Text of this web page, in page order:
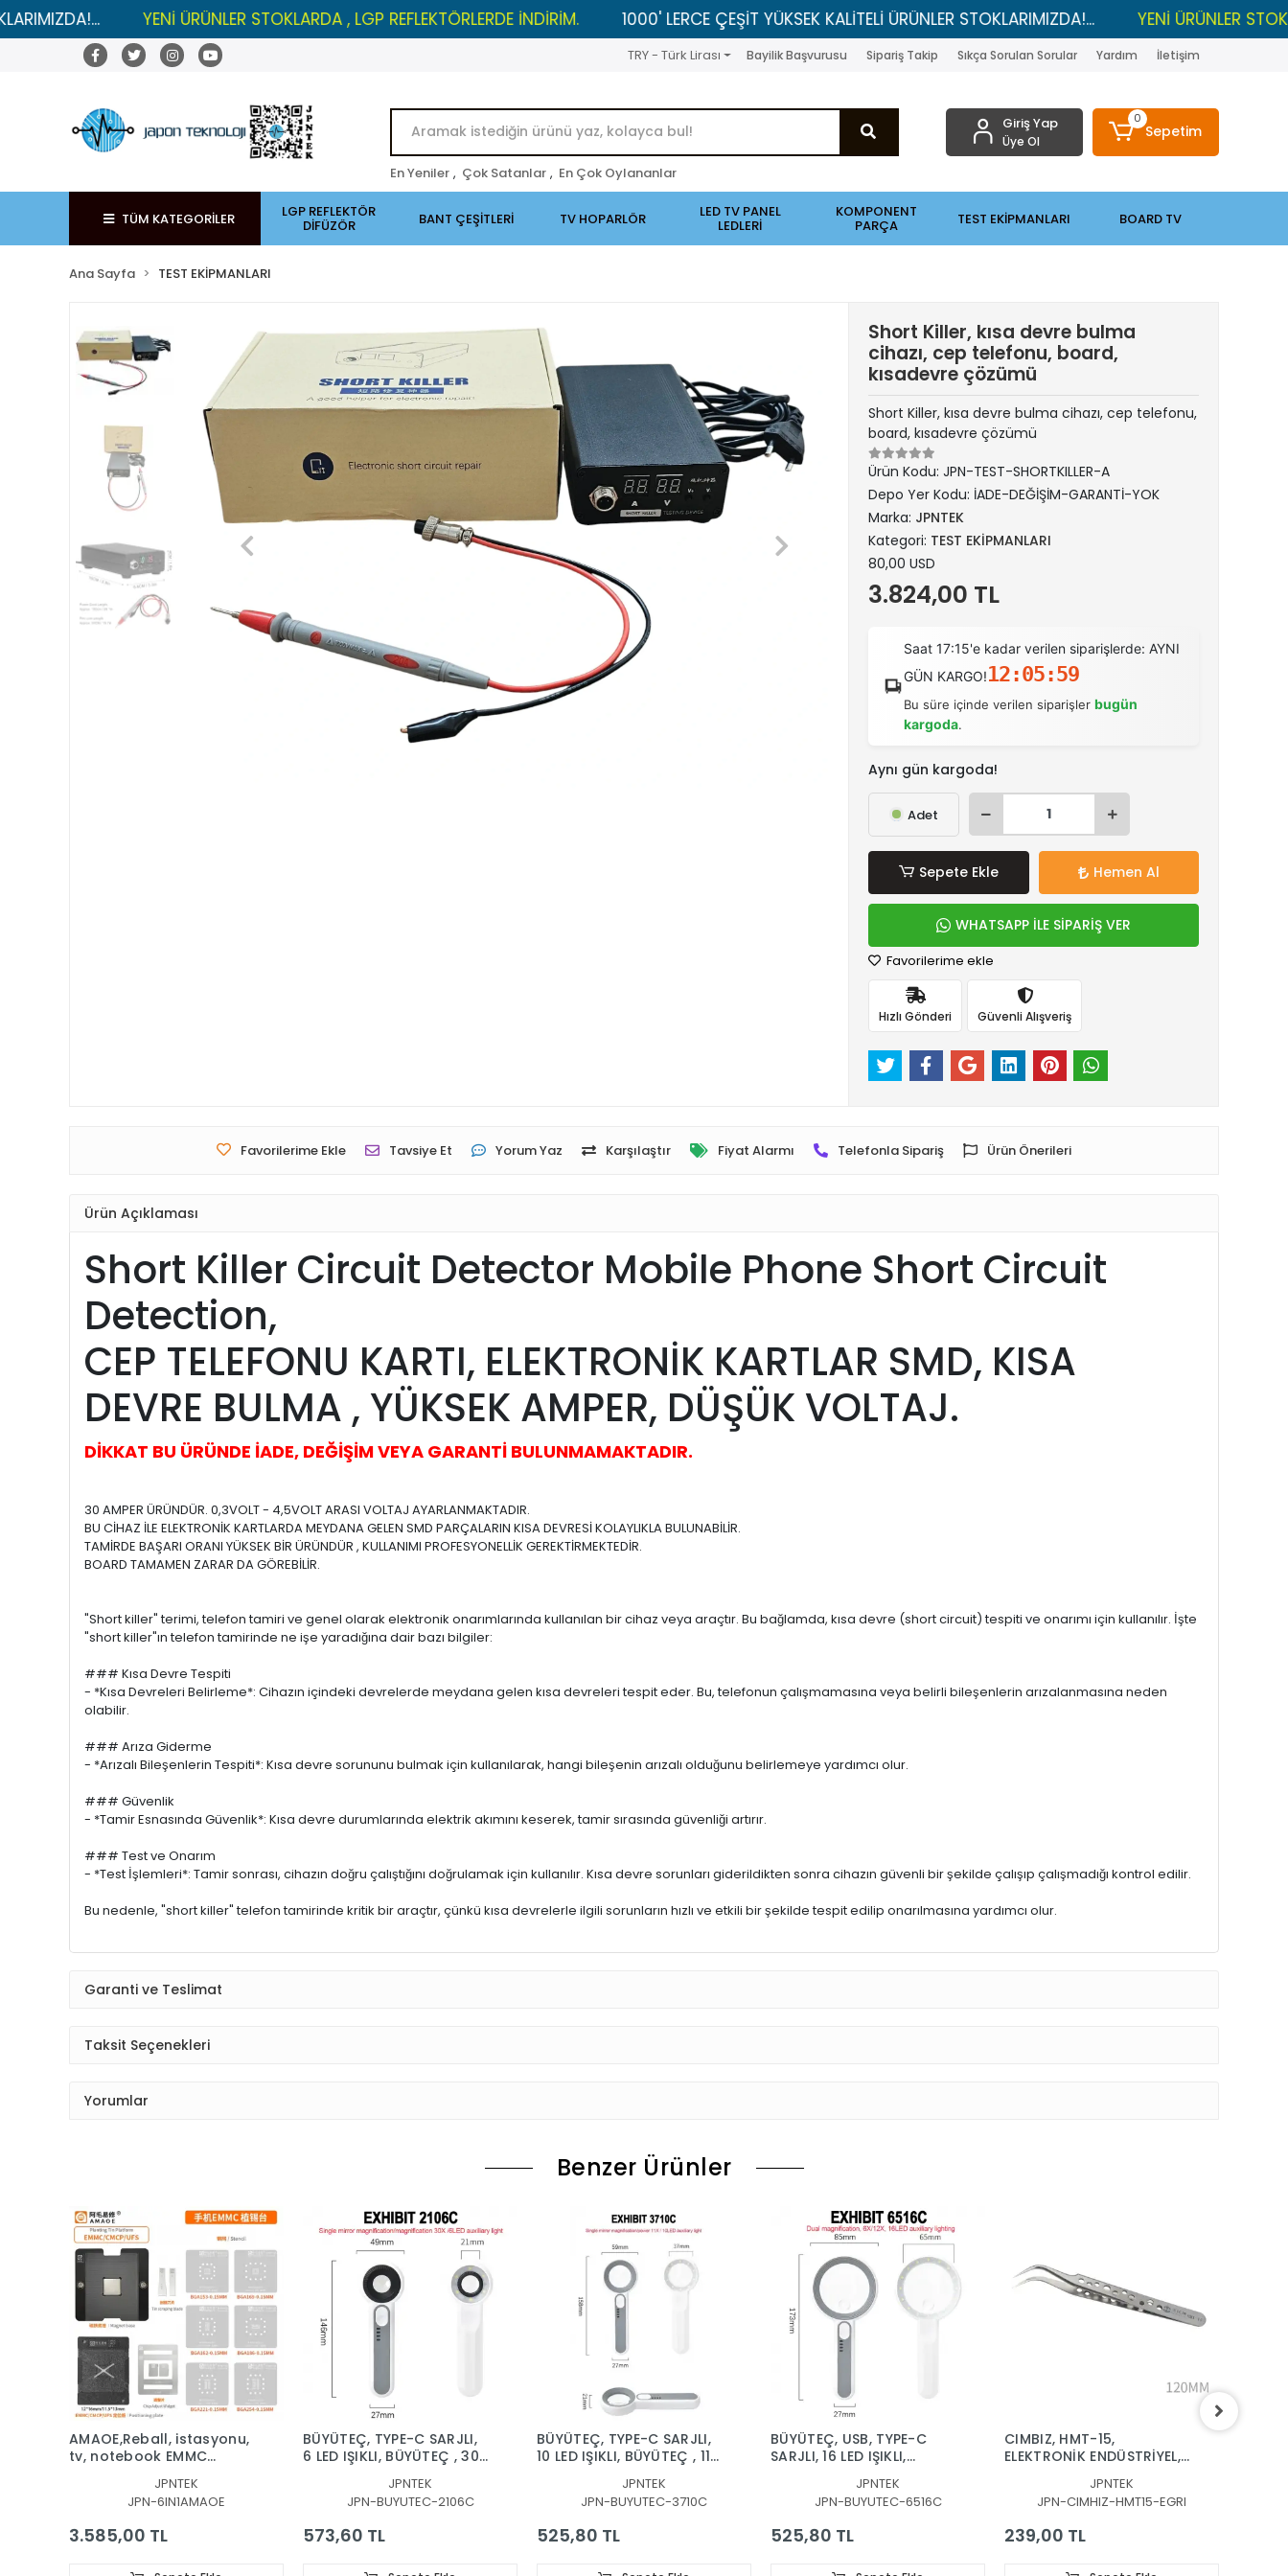
YENİ ÜRÜNLER STOKLARDA , LGP REFLEKTÖRLERDE İNDİRİM. 1000' LERCE ÇEŞİT YÜKSEK KALİTELİ ÜRÜNLER STOKLARIMIZDA!... YENİ ÜRÜNLER STOKLARDA ,
TRY - Türk Lirası Bayilik Başvurusu Sipariş Takip Sıkça Sorulan Sorular Yardım İletişim
En Yeniler , Çok Satanlar , En Çok Oylananlar
Giriş Yap
Üye Ol
0
Sepetim
TÜM KATEGORİLER LGP REFLEKTÖR
DİFÜZÖR BANT ÇEŞİTLERİ TV HOPARLÖR LED TV PANEL
LEDLERİ
KOMPONENT
PARÇA TEST EKİPMANLARI BOARD TV
Ana Sayfa TEST EKİPMANLARI
Short Killer, kısa devre bulma
cihazı, cep telefonu, board,
kısadevre çözümü
Short Killer, kısa devre bulma cihazı, cep telefonu,
board, kısadevre çözümü
Ürün Kodu: JPN-TEST-SHORTKILLER-A
Depo Yer Kodu: İADE-DEĞİŞİM-GARANTİ-YOK
Marka: JPNTEK
Kategori: TEST EKİPMANLARI
80,00 USD
3.824,00 TL
Saat 17:15'e kadar verilen siparişlerde: AYNI
GÜN KARGO!12:05:59
Bu süre içinde verilen siparişler bugün
kargoda.
Aynı gün kargoda!
Adet
Sepete Ekle Hemen Al
WHATSAPP İLE SİPARİŞ VER
Favorilerime ekle
Hızlı Gönderi Güvenli Alışveriş
Favorilerime Ekle Tavsiye Et Yorum Yaz Karşılaştır Fiyat Alarmı Telefonla Sipariş
Short Killer Circuit Detector Mobile Phone Short Circuit
Detection,
CEP TELEFONU KARTI, ELEKTRONİK KARTLAR SMD, KISA
DEVRE BULMA , YÜKSEK AMPER, DÜŞÜK VOLTAJ.
DİKKAT BU ÜRÜNDE İADE, DEĞİŞİM VEYA GARANTİ BULUNMAMAKTADIR.
30 AMPER ÜRÜNDÜR. 0,3VOLT - 4,5VOLT ARASI VOLTAJ AYARLANMAKTADIR.
TAMİRDE BAŞARI ORANI YÜKSEK BİR ÜRÜNDÜR , KULLANIMI PROFESYONELLİK GEREKTİRMEKTEDİR.
BOARD TAMAMEN ZARAR DA GÖREBİLİR.
"Short killer" terimi, telefon tamiri ve genel olarak elektronik onarımlarında kullanılan bir cihaz veya araçtır. Bu bağlamda, kısa devre (short circuit) tespiti ve onarımı için kullanılır. İşte
### Güvenlik
### Test ve Onarım
Bu nedenle, "short killer" telefon tamirinde kritik bir araçtır, çünkü kısa devrelerle ilgili sorunların hızlı ve etkili bir şekilde tespit edilip onarılmasına yardımcı olur.
Garanti ve Teslimat
Taksit Seçenekleri
Yorumlar
Benzer Ürünler